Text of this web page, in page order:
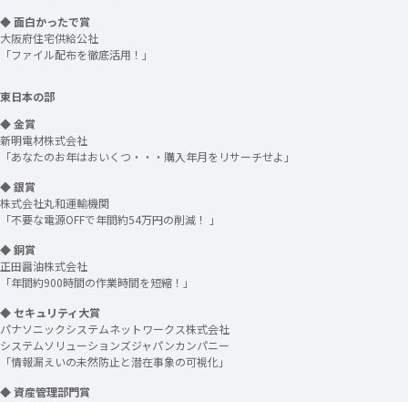
◆ 面白かったで賞
大阪府住宅供給公社
「ファイル配布を徹底活用！」
東日本の部
◆ 金賞
新明電材株式会社
「あなたのお年はおいくつ・・・購入年月をリサーチせよ」
◆ 銀賞
株式会社丸和運輸機関
「不要な電源OFFで年間約54万円の削減！ 」
◆ 銅賞
正田醤油株式会社
「年間約900時間の作業時間を短縮！」
◆ セキュリティ大賞
パナソニックシステムネットワークス株式会社
システムソリューションズジャパンカンパニー
「情報漏えいの未然防止と潜在事象の可視化」
◆ 資産管理部門賞